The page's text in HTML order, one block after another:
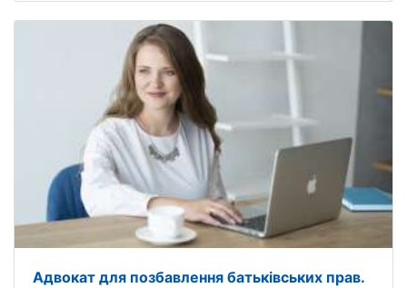
Адвокат для позбавлення батьківських прав.